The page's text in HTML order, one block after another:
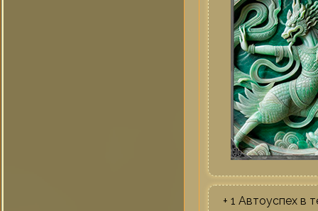
+ 1 Автоуспех в